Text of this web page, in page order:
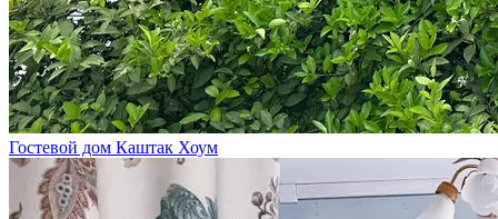
Гостевой дом Каштак Хоум